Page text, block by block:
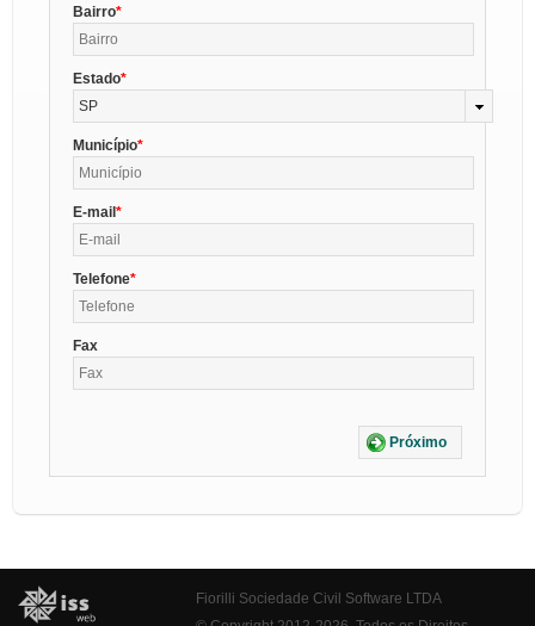
Bairro
Estado
SP
Município
E-mail
Telefone
Fax
Próximo
Fiorilli Sociedade Civil Software LTDA